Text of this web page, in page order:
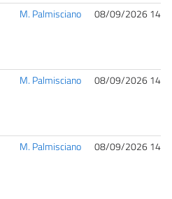
M. Palmisciano 08/09/2026
M. Palmisciano 08/09/2026
M. Palmisciano 08/09/2026